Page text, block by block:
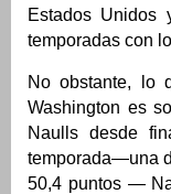
Estados Unidos
temporadas con
No obstante, lo
Washington es
Naulls desde
temporada—una
50,4 puntos —